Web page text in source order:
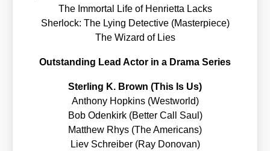
The Immor­tal Life of Hen­ri­et­ta Lacks
Sher­lock: The Lying Detec­ti­ve (Mas­ter­pie­ce)
The Wizard of Lies
Out­stan­ding Lead Actor in a Dra­ma Series
Ster­ling K. Brown (This Is Us)
Antho­ny Hop­kins (West­world)
Bob Oden­kirk (Bet­ter Call Saul)
Matthew Rhys (The Ame­ri­cans)
Liev Schrei­ber (Ray Dono­van)